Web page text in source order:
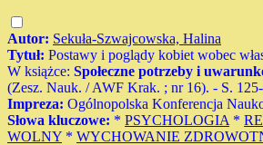
Autor: Sekuła-Szwajcowska, Halina
Tytuł: Postawy i poglądy kobiet wobec
W książce: Społeczne potrzeby i
(Zesz. Nauk. / AWF Krak. ; nr 16). - S.
Impreza: Ogólnopolska Konferencja
Słowa kluczowe: * PSYCHOLOGIA *
WOLNY * WYCHOWANIE